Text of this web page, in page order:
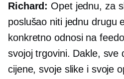
Richard: Opet jednu, za
poslušao niti jednu drugu
konkretno odnosi na
svojoj trgovini. Dakle, sve
cijene, svoje slike i svoje